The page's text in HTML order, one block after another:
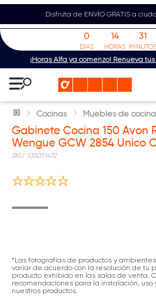
Disfruta de ENVÍO GRATIS a
¡Horas Alfa ya comenzó! Renueva
0
DÍAS
14
HORAS
31
MINUTOS
Cocinas Muebles de cocina
Gabinete Cocina 150 Avon
Wengue GCW 2854 Unico
: 135051472
*Las fotografías de productos y
variar de acuerdo con la resolución de tu
producto exhibido en las salas de venta.
recomendaciones para la instalación,
nuestros productos.